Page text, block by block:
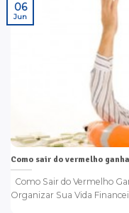
Como sair do vermelho
Como Sair do Vermelho
Organizar Sua Vida
06
Jun